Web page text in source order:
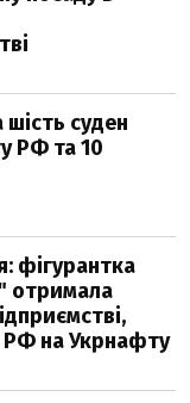
шість суден
РФ та 10
фігурантка
отримала
РФ на Укрнафту